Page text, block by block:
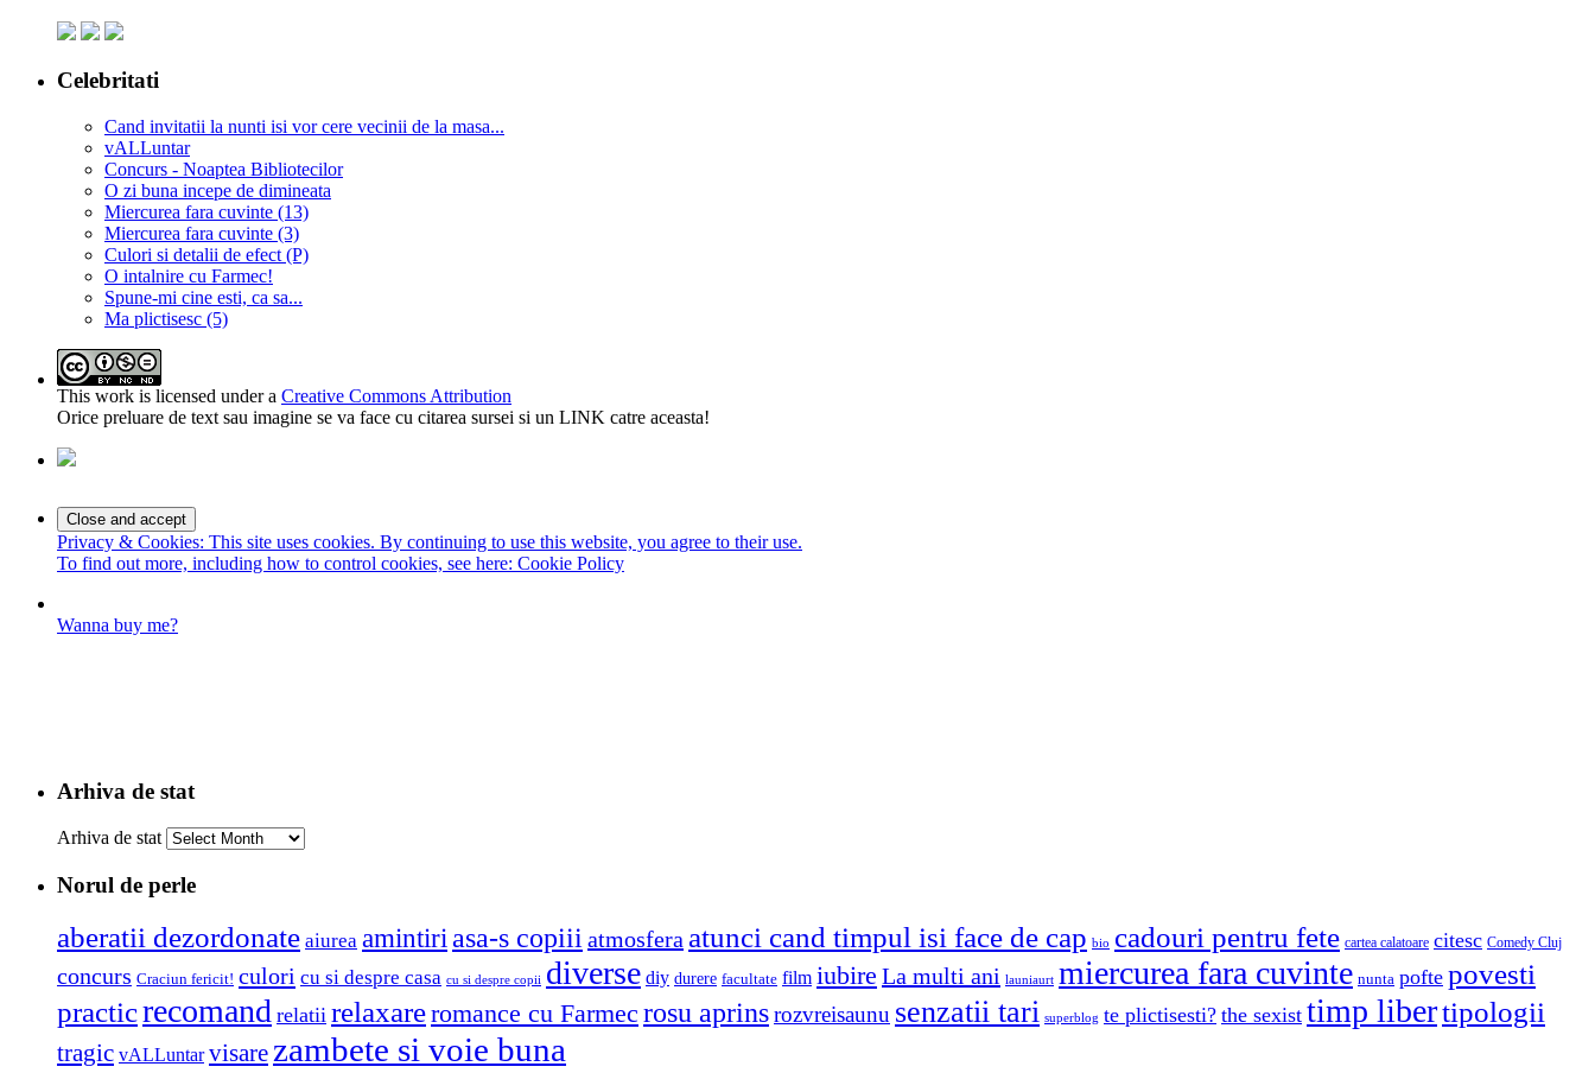
Celebritati
Cand invitatii la nunti isi vor cere vecinii de la masa...
vALLuntar
Concurs - Noaptea Bibliotecilor
O zi buna incepe de dimineata
Miercurea fara cuvinte (13)
Miercurea fara cuvinte (3)
Culori si detalii de efect (P)
O intalnire cu Farmec!
Spune-mi cine esti, ca sa...
Ma plictisesc (5)
This work is licensed under a Creative Commons Attribution
Orice preluare de text sau imagine se va face cu citarea sursei si un LINK catre aceasta!
Privacy & Cookies: This site uses cookies. By continuing to use this website, you agree to their use.
To find out more, including how to control cookies, see here: Cookie Policy
Wanna buy me?
Arhiva de stat
Arhiva de stat
Norul de perle
aberatii dezordonate aiurea amintiriasa-s copiii atmosfera atunci cand timpul isi face de cap bio cadouri pentru fete cartea calatoare citesc Comedy Cluj
concurs Craciun fericit! culori cu si despre casa cu si despre copii diverse diy durere facultate film iubire La multi ani launiaurt miercurea fara cuvinte nunta pofte povesti
practicrecomand relatii relaxareromance cu Farmec rosu aprinsrozvreisaunu senzatii tari superblog te plictisesti? the sexist timp libertipologii
tragic vALLuntar visare zambete si voie buna